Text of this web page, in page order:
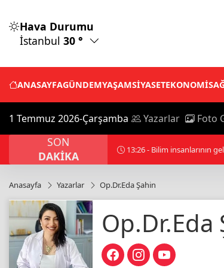
Hava Durumu
İstanbul 30 °
ANASAYFAGÜNDEMYAŞAMSİYASETEKONOMİ
1 Temmuz 2026-Çarşamba Yazarlar Foto
SON
DAKİKA
13:26 - Bilim insanlarının
Anasayfa Yazarlar Op.Dr.Eda Şahin
Op.Dr.Eda